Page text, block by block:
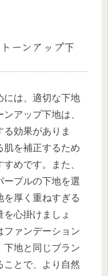
ーンアップ下
には、適切な下地
アップ下地は、
る効果がありま
肌を補正するため
めです。また、
ープルの下地を選
を厚く重ねすぎる
心掛けましょ
ファンデーション
下地と同じブラン
ことで、より自然